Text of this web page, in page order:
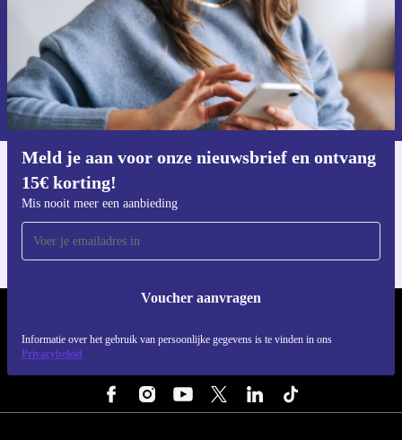
Meld je aan voor onze nieuwsbrief en ontvang
15€ korting!
Mis nooit meer een aanbieding
Voucher aanvragen
Informatie over het gebruik van persoonlijke gegevens is te vinden in ons
Privacybeleid
Voucher aanvragen
Informatie over het gebruik van persoonsgegevens vind je in ons
privacybeleid.
Voor iOS en Android